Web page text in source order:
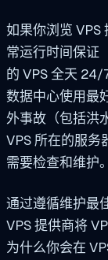
如果你浏览 VPS
常运行时间保证
的 VPS 全天
数据中心使用最
外事故（包括洪
VPS 所在的服务
需要检查和维护
通过遵循维护最
VPS 提供商将
为什么你会在